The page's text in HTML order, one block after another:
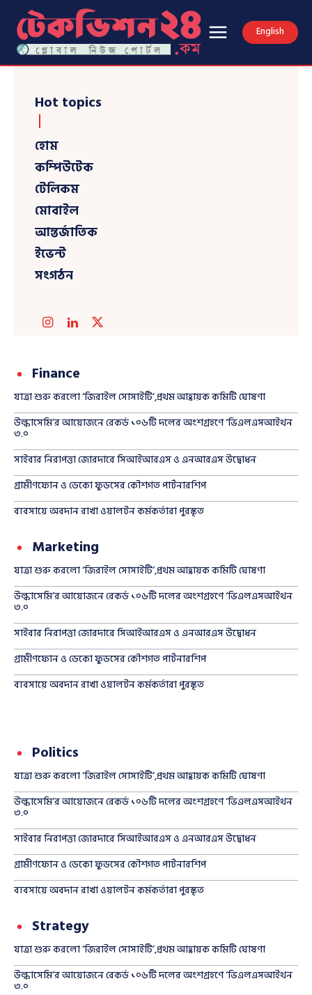
English
Hot topics
হোম
কম্পিউটেক
টেলিকম
মোবাইল
আন্তর্জাতিক
ইভেন্ট
সংগঠন
Finance
যাত্রা শুরু করলো ‘জিরাইল সোসাইটি’,প্রথম আহ্বায়ক কমিটি ঘোষণা
উল্কাসেমি’র আয়োজনে রেকর্ড ১০৬টি দলের অংশগ্রহণে ‘ভিএলএসআইথন
৩.০
সাইবার নিরাপত্তা জোরদারে সিআইআরএস ও এনআরএস উদ্বোধন
গ্রামীণফোন ও ডেকো ফুডসের কৌশগত পার্টনারশিপ
ব্যবসায়ে অবদান রাখা ওয়ালটন কর্মকর্তারা পুরস্কৃত
Marketing
যাত্রা শুরু করলো ‘জিরাইল সোসাইটি’,প্রথম আহ্বায়ক কমিটি ঘোষণা
উল্কাসেমি’র আয়োজনে রেকর্ড ১০৬টি দলের অংশগ্রহণে ‘ভিএলএসআইথন
৩.০
সাইবার নিরাপত্তা জোরদারে সিআইআরএস ও এনআরএস উদ্বোধন
গ্রামীণফোন ও ডেকো ফুডসের কৌশগত পার্টনারশিপ
ব্যবসায়ে অবদান রাখা ওয়ালটন কর্মকর্তারা পুরস্কৃত
Politics
যাত্রা শুরু করলো ‘জিরাইল সোসাইটি’,প্রথম আহ্বায়ক কমিটি ঘোষণা
উল্কাসেমি’র আয়োজনে রেকর্ড ১০৬টি দলের অংশগ্রহণে ‘ভিএলএসআইথন
৩.০
সাইবার নিরাপত্তা জোরদারে সিআইআরএস ও এনআরএস উদ্বোধন
গ্রামীণফোন ও ডেকো ফুডসের কৌশগত পার্টনারশিপ
ব্যবসায়ে অবদান রাখা ওয়ালটন কর্মকর্তারা পুরস্কৃত
Strategy
যাত্রা শুরু করলো ‘জিরাইল সোসাইটি’,প্রথম আহ্বায়ক কমিটি ঘোষণা
উল্কাসেমি’র আয়োজনে রেকর্ড ১০৬টি দলের অংশগ্রহণে ‘ভিএলএসআইথন
৩.০